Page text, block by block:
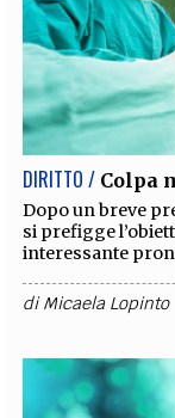
DIRITTO / Colpa
Dopo un breve
si prefigge
interessante
diMicaela Lopinto